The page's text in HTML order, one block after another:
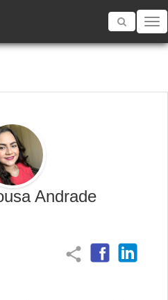
Toggle
Andrade
share